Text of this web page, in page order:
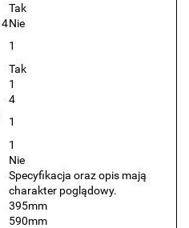
Tak
Nie
1
Tak
1
4
1
1
Nie
Specyfikacja oraz opis mają
charakter poglądowy.
395mm
590mm